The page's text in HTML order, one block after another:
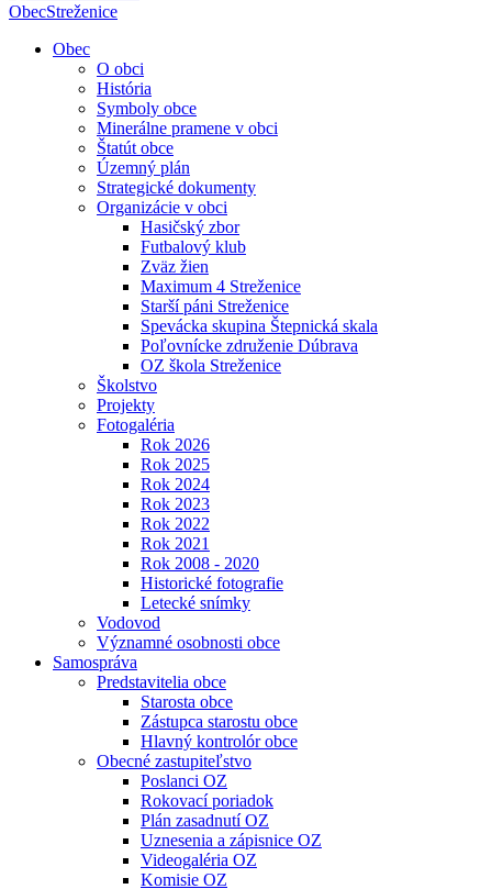
ObecStreženice
Obec
O obci
História
Symboly obce
Minerálne pramene v obci
Štatút obce
Územný plán
Strategické dokumenty
Organizácie v obci
Hasičský zbor
Futbalový klub
Zväz žien
Maximum 4 Streženice
Starší páni Streženice
Spevácka skupina Štepnická skala
Poľovnícke združenie Dúbrava
OZ škola Streženice
Školstvo
Projekty
Fotogaléria
Rok 2026
Rok 2025
Rok 2024
Rok 2023
Rok 2022
Rok 2021
Rok 2008 - 2020
Historické fotografie
Letecké snímky
Vodovod
Významné osobnosti obce
Samospráva
Predstavitelia obce
Starosta obce
Zástupca starostu obce
Hlavný kontrolór obce
Obecné zastupiteľstvo
Poslanci OZ
Rokovací poriadok
Plán zasadnutí OZ
Uznesenia a zápisnice OZ
Videogaléria OZ
Komisie OZ